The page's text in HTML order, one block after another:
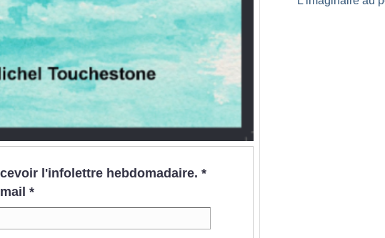
l'infolettre hebdomadaire. *
*